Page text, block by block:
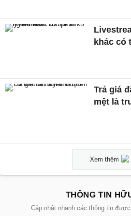
khác có
Trả giá
mệt là
Xem thêm
THÔNG TIN
Cập nhật nhanh các thông tin